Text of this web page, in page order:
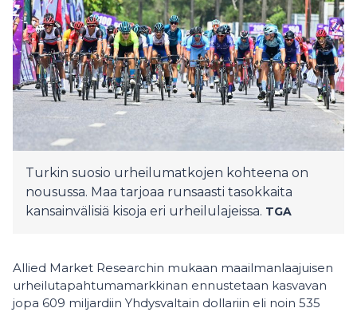
Turkin suosio urheilumatkojen kohteena on
nousussa. Maa tarjoaa runsaasti tasokkaita
kansainvälisiä kisoja eri urheilulajeissa. TGA
Allied Market Researchin mukaan maailmanlaajuisen
urheilutapahtumamarkkinan ennustetaan kasvavan
jopa 609 miljardiin Yhdysvaltain dollariin eli noin 535